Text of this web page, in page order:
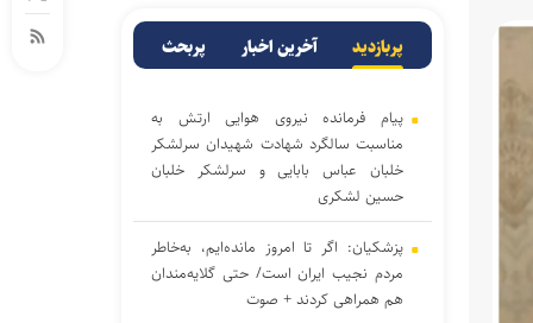
پربازدید آخرین اخبار پربحث
پیام فرمانده نیروی هوایی ارتش به
مناسبت سالگرد شهادت شهیدان سرلشکر
خلبان عباس بابایی و سرلشکر خلبان
حسین لشکری
پزشکیان: اگر تا امروز مانده‌ایم، به‌خاطر
مردم نجیب ایران است/ حتی گلایه‌مندان
هم همراهی کردند + صوت